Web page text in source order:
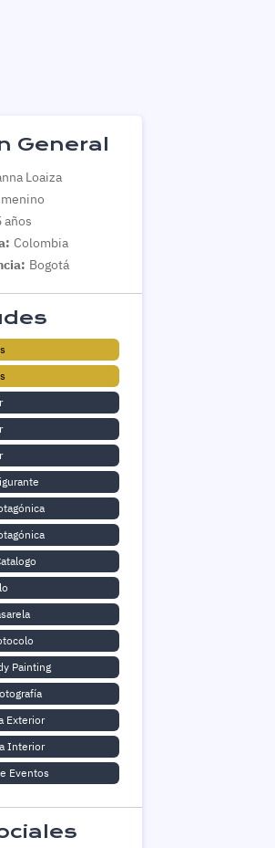
General
Loaiza
años
Colombia
Bogotá
Painting
Exterior
Interior
Eventos